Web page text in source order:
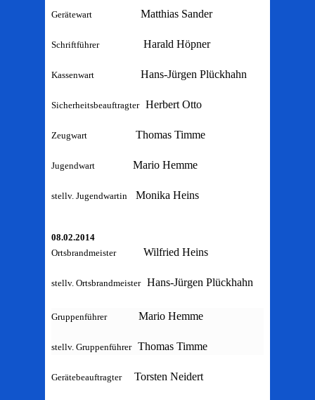
GerätewartMatthias Sander
SchriftführerHarald Höpner
KassenwartHans-Jürgen Plückhahn
SicherheitsbeauftragterHerbert Otto
ZeugwartThomas Timme
JugendwartMario Hemme
stellv. JugendwartinMonika Heins
08.02.2014
Ortsbrandmeister Wilfried Heins
stellv. OrtsbrandmeisterHans-Jürgen Plückhahn
GruppenführerMario Hemme
stellv. GruppenführerThomas Timme
GerätebeauftragterTorsten Neidert